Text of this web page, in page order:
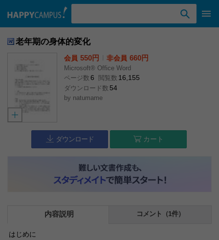
老年期の身体的変化
会員 550円 非会員 660円
Microsoft® Office Word
ページ数 6 閲覧数 16,155
ダウンロード数 54
by natumame
ダウンロード カート
内容説明 コメント（1件）
はじめに